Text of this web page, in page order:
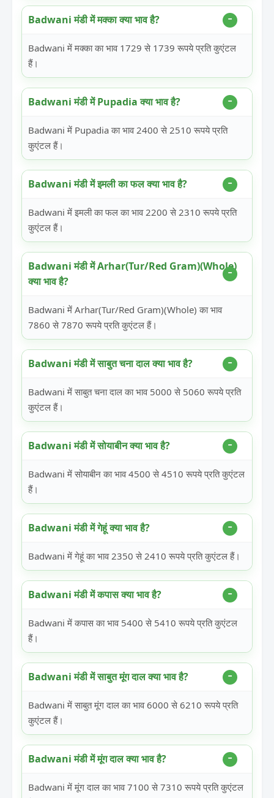
Badwani मंडी में मक्का क्या भाव है?
Badwani में मक्का का भाव 1729 से 1739 रूपये प्रति कुएंटल
हैं।
Badwani मंडी में Pupadia क्या भाव है?
Badwani में Pupadia का भाव 2400 से 2510 रूपये प्रति
कुएंटल हैं।
Badwani मंडी में इमली का फल क्या भाव है?
Badwani में इमली का फल का भाव 2200 से 2310 रूपये प्रति
कुएंटल हैं।
Badwani मंडी में Arhar(Tur/Red Gram)(Whole)
क्या भाव है?
Badwani में Arhar(Tur/Red Gram)(Whole) का भाव
7860 से 7870 रूपये प्रति कुएंटल हैं।
Badwani मंडी में साबुत चना दाल क्या भाव है?
Badwani में साबुत चना दाल का भाव 5000 से 5060 रूपये प्रति
कुएंटल हैं।
Badwani मंडी में सोयाबीन क्या भाव है?
Badwani में सोयाबीन का भाव 4500 से 4510 रूपये प्रति कुएंटल
हैं।
Badwani मंडी में गेहूं क्या भाव है?
Badwani में गेहूं का भाव 2350 से 2410 रूपये प्रति कुएंटल हैं।
Badwani मंडी में कपास क्या भाव है?
Badwani में कपास का भाव 5400 से 5410 रूपये प्रति कुएंटल
हैं।
Badwani मंडी में साबुत मूंग दाल क्या भाव है?
Badwani में साबुत मूंग दाल का भाव 6000 से 6210 रूपये प्रति
कुएंटल हैं।
Badwani मंडी में मूंग दाल क्या भाव है?
Badwani में मूंग दाल का भाव 7100 से 7310 रूपये प्रति कुएंटल